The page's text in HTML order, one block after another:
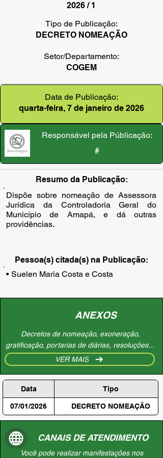
2026 / 1
Tipo de Publicação:
DECRETO NOMEAÇÃO
Setor/Departamento:
COGEM
Data de Publicação:
quarta-feira, 7 de janeiro de 2026
Responsável pela Públicação:
#
Resumo da Publicação:
Dispõe sobre nomeação de Assessora
Jurídica da Controladoria Geral do
Município de Amapá, e dá outras
providências.
Pessoa(s) citada(s) na Publicação:
• Suelen Maria Costa e Costa
ANEXOS
Decretos de nomeação, exoneração,
gratificação, portarias de diárias, resoluções...
VER MAIS
Data Tipo
07/01/2026 DECRETO NOMEAÇÃO
CANAIS DE ATENDIMENTO
Você pode realizar manifestações nos